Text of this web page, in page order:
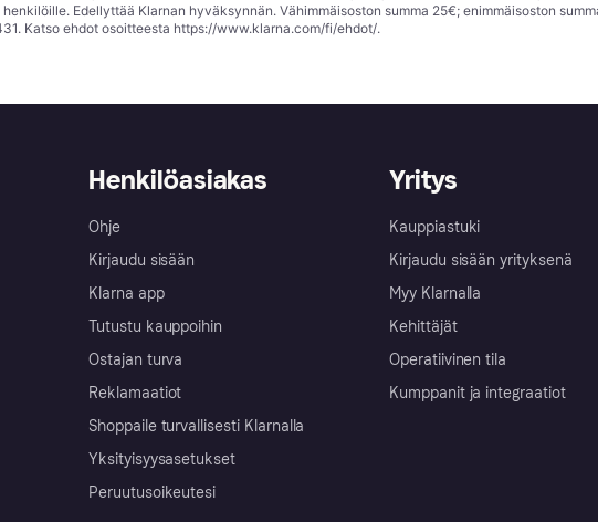
Edellyttää Klarnan hyväksynnän. Vähimmäisoston summa 25€; enimmäisoston
Katso ehdot osoitteesta https://www.klarna.com/fi/ehdot/.
Henkilöasiakas
Ohje
Kirjaudu sisään
Klarna app
Tutustu kauppoihin
Ostajan turva
Reklamaatiot
Shoppaile turvallisesti Klarnalla
Yksityisyysasetukset
Peruutusoikeutesi
Yritys
Kauppiastuki
Kirjaudu sisään yrityksenä
Myy Klarnalla
Kehittäjät
Operatiivinen tila
Kumppanit ja integraatiot